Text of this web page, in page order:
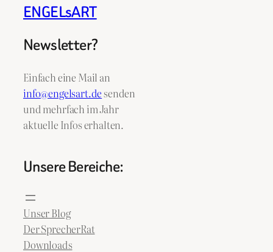
ENGELsART
Newsletter?
Einfach eine Mail an
info@engelsart.desenden
und mehrfach im Jahr
aktuelle Infos erhalten.
Unsere Bereiche:
Unser Blog
Der SprecherRat
Downloads